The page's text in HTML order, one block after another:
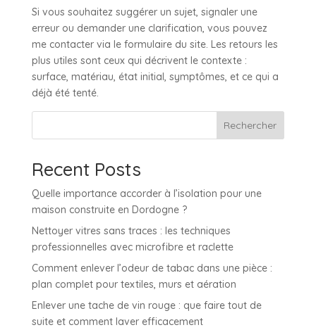
Si vous souhaitez suggérer un sujet, signaler une
erreur ou demander une clarification, vous pouvez
me contacter via le formulaire du site. Les retours les
plus utiles sont ceux qui décrivent le contexte :
surface, matériau, état initial, symptômes, et ce qui a
déjà été tenté.
Rechercher
Recent Posts
Quelle importance accorder à l’isolation pour une
maison construite en Dordogne ?
Nettoyer vitres sans traces : les techniques
professionnelles avec microfibre et raclette
Comment enlever l’odeur de tabac dans une pièce :
plan complet pour textiles, murs et aération
Enlever une tache de vin rouge : que faire tout de
suite et comment laver efficacement